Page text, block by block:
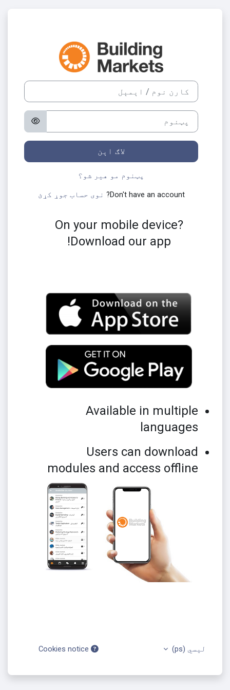
Building Marketsته لاګ اېن شئ
د نوي حساب جوړولو څخه واوړئ
کارن نوم / اېمېل
پټنوم
لاګ اېن
پټنوم مو هیر شو؟
Don't have an account? نوی حساب جوړ کړئ
On your mobile device?
Download our app!
Available in multiple
languages
Users can download
modules and access offline
لیسي ‎(ps)‎